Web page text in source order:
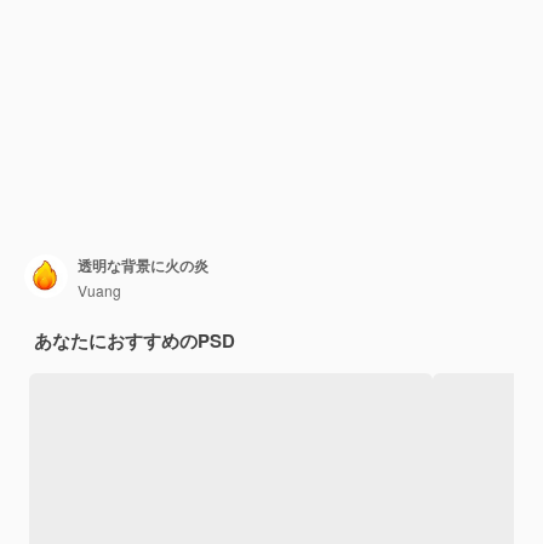
透明な背景に火の炎
Vuang
あなたにおすすめのPSD